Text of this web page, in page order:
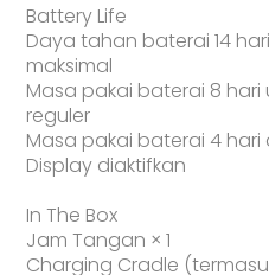
Battery Life
Daya tahan baterai 14
maksimal
Masa pakai baterai 8
reguler
Masa pakai baterai 4 hari
Display diaktifkan
In The Box
Jam Tangan × 1
Charging Cradle